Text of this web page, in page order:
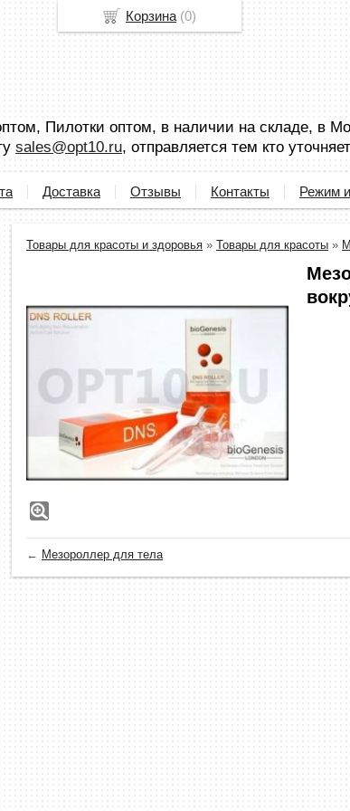
Пилотки оптом, в наличии на складе, в
sales@opt10.ru, отправляется тем кто
Доставка Отзывы Контакты Режим
Товары для красоты и здоровья » Товары для красоты »
← Мезороллер для тела
Корзина (0)